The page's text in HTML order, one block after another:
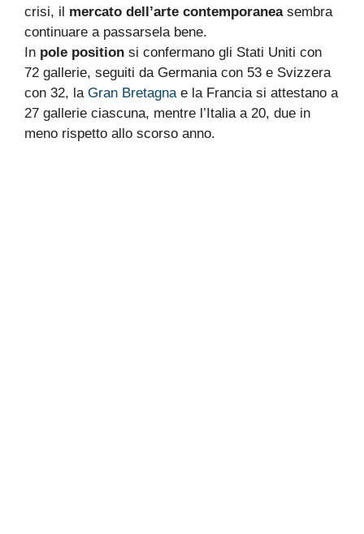
crisi, il mercato dell’arte contemporaneasembra
continuare a passarsela bene.
In pole position si confermano gli Stati Uniti con
72 gallerie, seguiti da Germania con 53 e Svizzera
con 32, la Gran Bretagnae la Francia si attestano a
27 gallerie ciascuna, mentre l’Italia a 20, due in
meno rispetto allo scorso anno.